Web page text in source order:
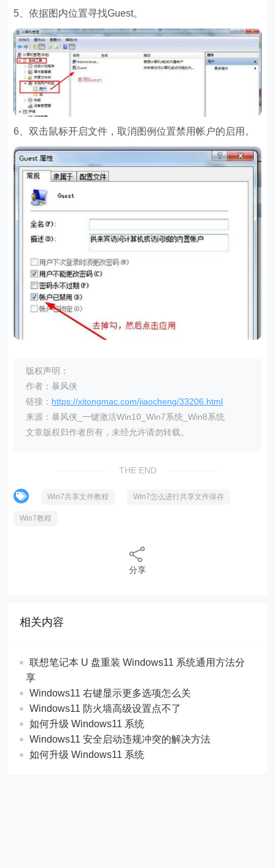
5、依据图内位置寻找Guest。
6、双击鼠标开启文件，取消图例位置禁用帐户的启用。
版权声明：
作者：暴风侠
链接： https://xitongmac.com/jiaocheng/33206.html
来源：暴风侠_一键激活Win10_Win7系统_Win8系统
文章版权归作者所有，未经允许请勿转载。
THE END
Win7共享文件教程 Win7怎么进行共享文件保存
Win7教程
分享
相关内容
联想笔记本 U 盘重装 Windows11 系统通用方法分
享
Windows11 右键显示更多选项怎么关
Windows11 防火墙高级设置点不了
如何升级 Windows11 系统
Windows11 安全启动违规冲突的解决方法
如何升级 Windows11 系统